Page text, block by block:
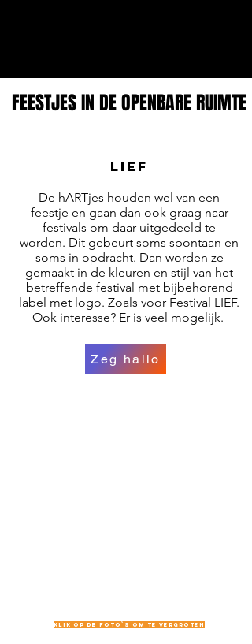
FEESTJES IN DE OPENBARE RUIMTE
FEESTJES IN DE OPENBARE RUIMTE
lief
De hARTjes houden wel van een
feestje en gaan dan ook graag naar
festivals om daar uitgedeeld te
worden. Dit gebeurt soms spontaan en
soms in opdracht. Dan worden ze
gemaakt in de kleuren en stijl van het
betreffende festival met bijbehorend
label met logo. Zoals voor Festival LIEF.
Ook interesse? Er is veel mogelijk.
Zeg hallo
Klik op de foto`s om te vergroten